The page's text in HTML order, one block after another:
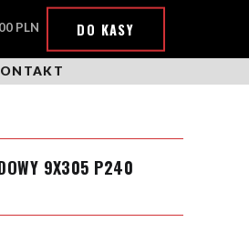
PLN DO KASY
9X305 P240